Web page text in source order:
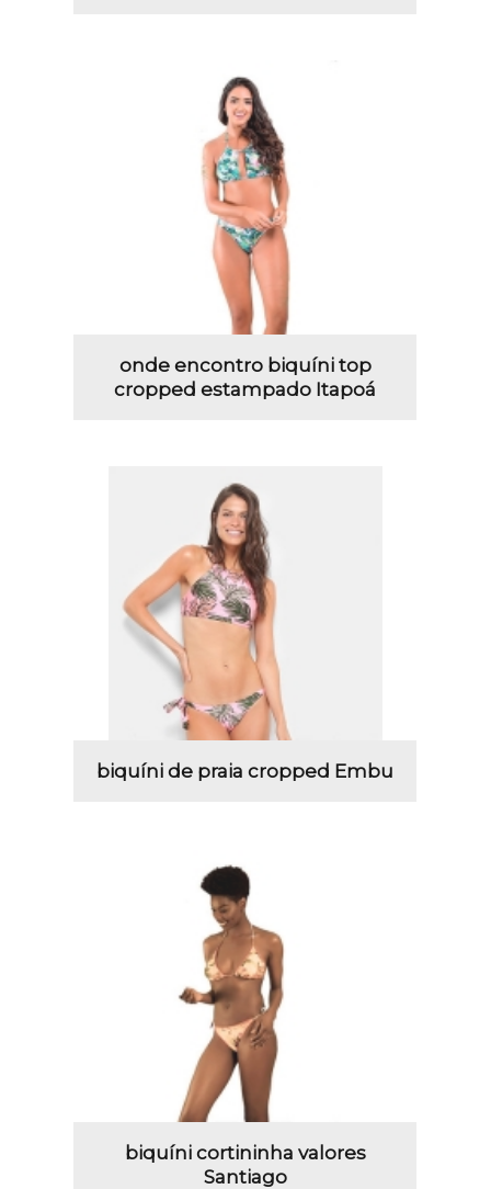
onde encontro biquíni top
cropped estampado Itapoá
biquíni de praia cropped Embu
biquíni cortininha valores
Santiago